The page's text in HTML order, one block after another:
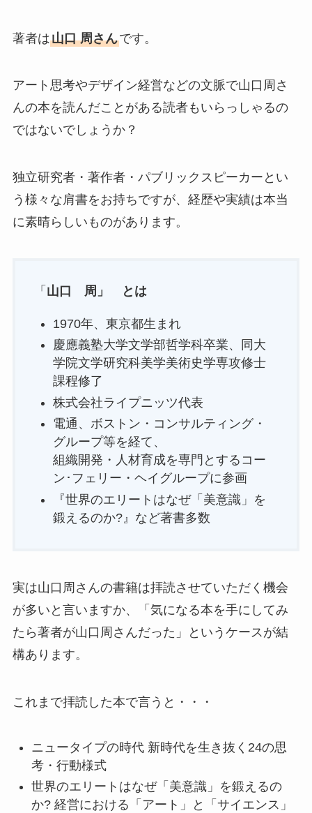
著者は山口 周さんです。
アート思考やデザイン経営などの文脈で山口周さ
んの本を読んだことがある読者もいらっしゃるの
ではないでしょうか？
独立研究者・著作者・パブリックスピーカーとい
う様々な肩書をお持ちですが、経歴や実績は本当
に素晴らしいものがあります。
「 山口 周」 とは
1970年、東京都生まれ
慶應義塾大学文学部哲学科卒業、同大
学院文学研究科美学美術史学専攻修士
課程修了
株式会社ライプニッツ代表
電通、ボストン・コンサルティング・
グループ等を経て、
組織開発・人材育成を専門とするコー
ン･フェリー・ヘイグループに参画
『世界のエリートはなぜ「美意識」を
鍛えるのか?』など著書多数
実は山口周さんの書籍は拝読させていただく機会
が多いと言いますか、「気になる本を手にしてみ
たら著者が山口周さんだった」というケースが結
構あります。
これまで拝読した本で言うと・・・
ニュータイプの時代 新時代を生き抜く24の思
考・行動様式
世界のエリートはなぜ「美意識」を鍛えるの
か? 経営における「アート」と「サイエンス」